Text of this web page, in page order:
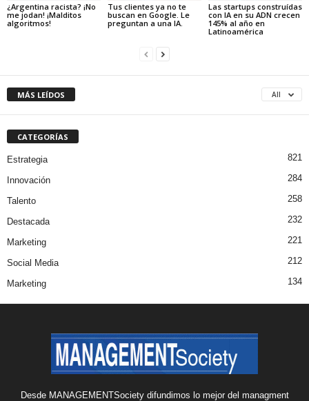
¿Argentina racista? ¡No
me jodan! ¡Malditos
algoritmos!
Tus clientes ya no te
buscan en Google. Le
preguntan a una IA.
Las startups construídas
con IA en su ADN crecen
145% al año en
Latinoamérica
MÁS LEÍDOS All
CATEGORÍAS
Estrategia 821
Innovación 284
Talento 258
Destacada 232
Marketing 221
Social Media 212
Marketing 134
Desde MANAGEMENTSociety difundimos lo mejor del managment